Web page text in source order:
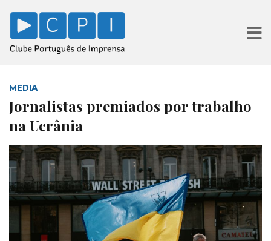
MEDIA
Jornalistas premiados por trabalho
na Ucrânia